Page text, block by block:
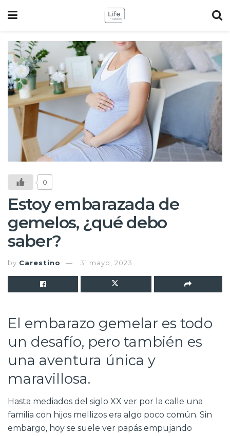
0
Estoy embarazada de
gemelos, ¿qué debo
saber?
by Carestino 31 mayo, 2023
El embarazo gemelar es todo
un desafío, pero también es
una aventura única y
maravillosa.
Hasta mediados del siglo XX ver por la calle una
familia con hijos mellizos era algo poco común. Sin
embargo, hoy se suele ver papás empujando